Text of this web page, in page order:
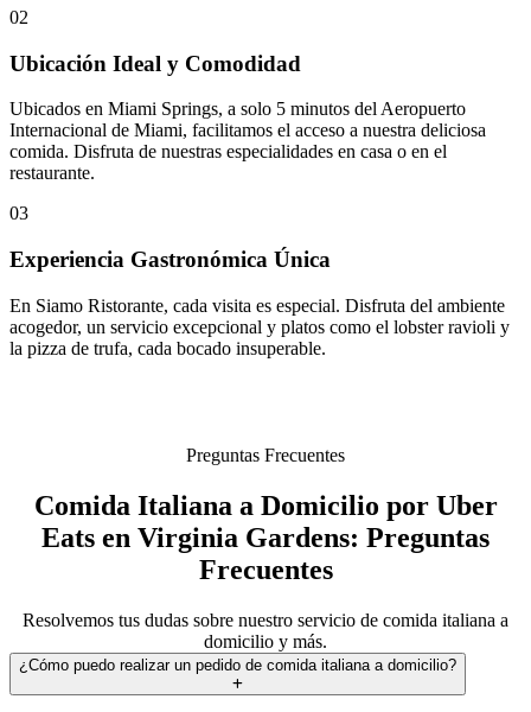
02
Ubicación Ideal y Comodidad
Ubicados en Miami Springs, a solo 5 minutos del Aeropuerto
Internacional de Miami, facilitamos el acceso a nuestra deliciosa
comida. Disfruta de nuestras especialidades en casa o en el
restaurante.
03
Experiencia Gastronómica Única
En Siamo Ristorante, cada visita es especial. Disfruta del ambiente
acogedor, un servicio excepcional y platos como el lobster ravioli y
la pizza de trufa, cada bocado insuperable.
Preguntas Frecuentes
Comida Italiana a Domicilio por Uber
Eats en Virginia Gardens: Preguntas
Frecuentes
Resolvemos tus dudas sobre nuestro servicio de comida italiana a
domicilio y más.
¿Cómo puedo realizar un pedido de comida italiana a domicilio?